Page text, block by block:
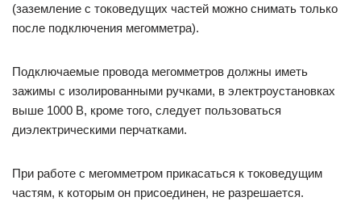
(заземление с токоведущих частей можно снимать только
после подключения мегомметра).
Подключаемые провода мегомметров должны иметь
зажимы с изолированными ручками, в электроустановках
выше 1000 В, кроме того, следует пользоваться
диэлектрическими перчатками.
При работе с мегомметром прикасаться к токоведущим
частям, к которым он присоединен, не разрешается.